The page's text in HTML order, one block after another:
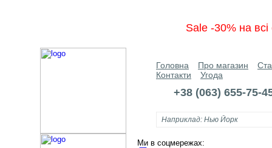
Sale -30% на
Головна Про магазин
Контакти
Угода
+38 (063) 655-75-
Ми в соцмережах: